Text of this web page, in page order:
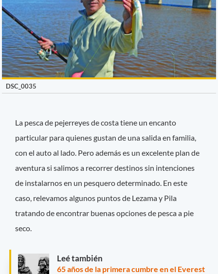
DSC_0035
La pesca de pejerreyes de costa tiene un encanto
particular para quienes gustan de una salida en familia,
con el auto al lado. Pero además es un excelente plan de
aventura si salimos a recorrer destinos sin intenciones
de instalarnos en un pesquero determinado. En este
caso, relevamos algunos puntos de Lezama y Pila
tratando de encontrar buenas opciones de pesca a pie
seco.
Leé también
65 años de la primera cumbre en el Everest